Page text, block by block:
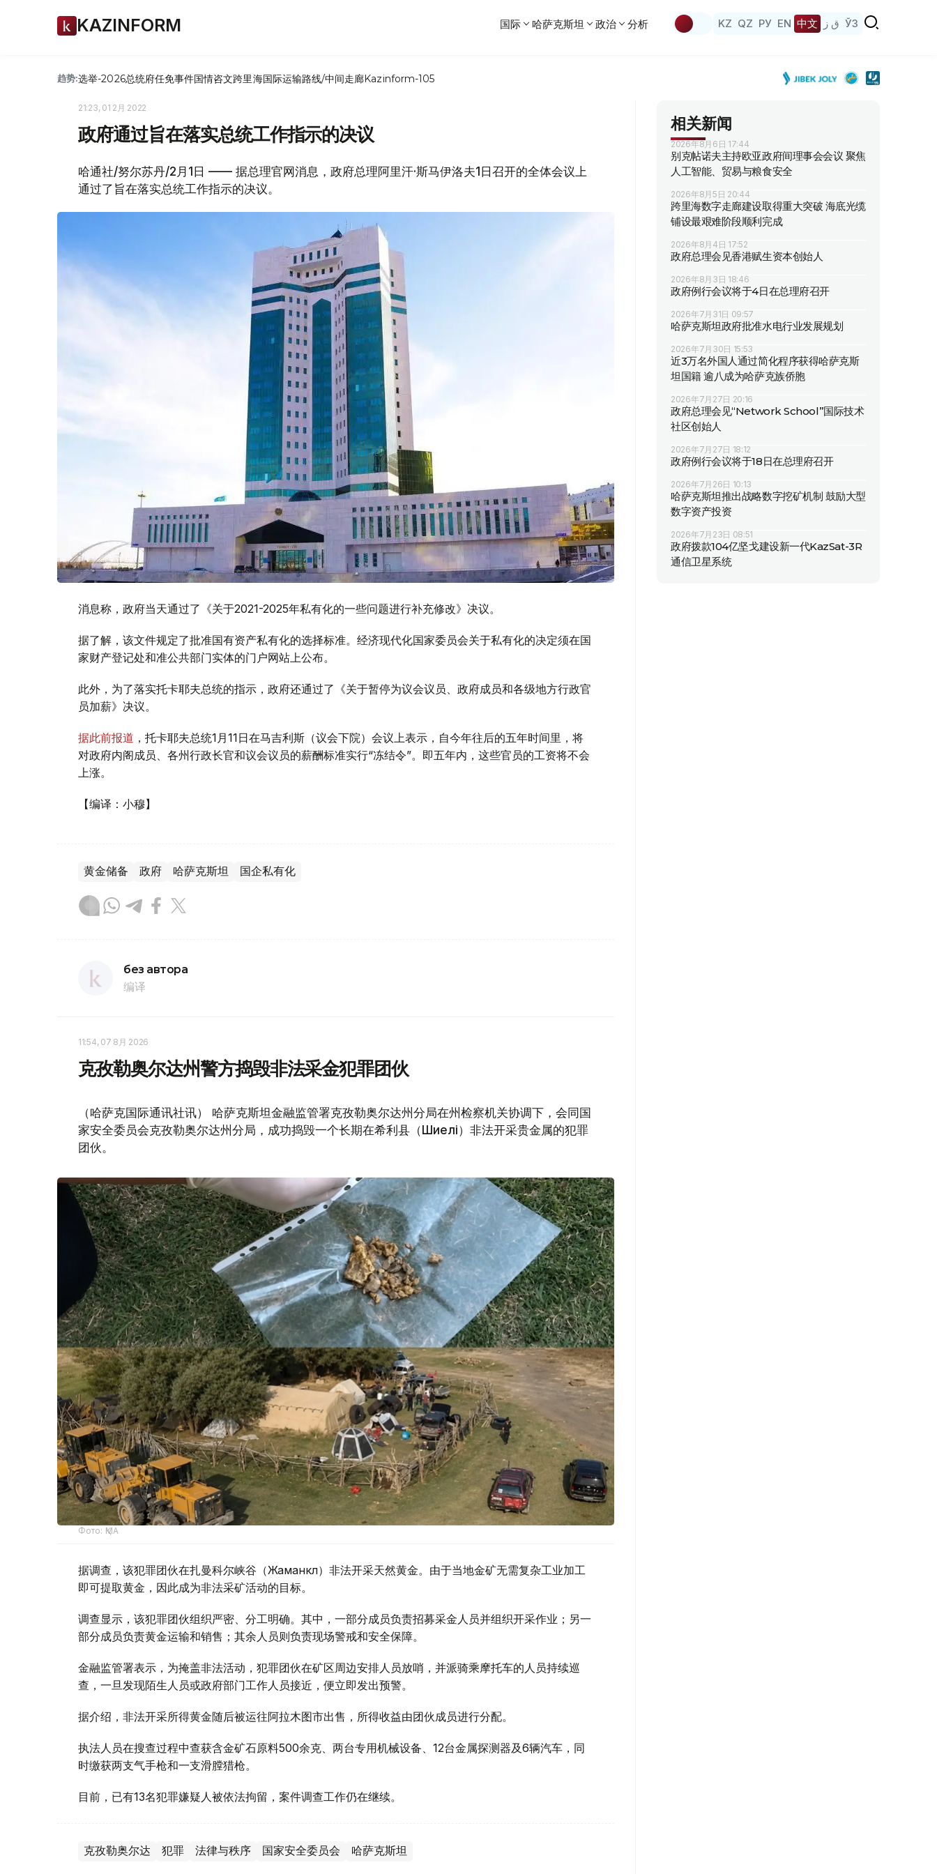
KAZINFORM 国际 哈萨克斯坦 政治 分析 KZ QZ РУ EN 中文 ق ز ЎЗ
趋势:选举-2026总统府任免事件国情咨文跨里海国际运输路线/中间走廊Kazinform-105
21:23, 01 2月 2022
政府通过旨在落实总统工作指示的决议
哈通社/努尔苏丹/2月1日 —— 据总理官网消息，政府总理阿里汗·斯马伊洛夫1日召开的全体会议上
通过了旨在落实总统工作指示的决议。
消息称，政府当天通过了《关于2021-2025年私有化的一些问题进行补充修改》决议。
据了解，该文件规定了批准国有资产私有化的选择标准。经济现代化国家委员会关于私有化的决定须在国
家财产登记处和准公共部门实体的门户网站上公布。
此外，为了落实托卡耶夫总统的指示，政府还通过了《关于暂停为议会议员、政府成员和各级地方行政官
员加薪》决议。
据此前报道 ，托卡耶夫总统1月11日在马吉利斯（议会下院）会议上表示，自今年往后的五年时间里，将
对政府内阁成员、各州行政长官和议会议员的薪酬标准实行“冻结令”。即五年内，这些官员的工资将不会
上涨。
【编译：小穆】
黄金储备 政府 哈萨克斯坦 国企私有化
без автора
编译
11:54, 07 8月 2026
克孜勒奥尔达州警方捣毁非法采金犯罪团伙
（哈萨克国际通讯社讯） 哈萨克斯坦金融监管署克孜勒奥尔达州分局在州检察机关协调下，会同国
家安全委员会克孜勒奥尔达州分局，成功捣毁一个长期在希利县（Шиелі）非法开采贵金属的犯罪
团伙。
Фото: ҚМА
据调查，该犯罪团伙在扎曼科尔峡谷（Жаманкөл）非法开采天然黄金。由于当地金矿无需复杂工业加工
即可提取黄金，因此成为非法采矿活动的目标。
调查显示，该犯罪团伙组织严密、分工明确。其中，一部分成员负责招募采金人员并组织开采作业；另一
部分成员负责黄金运输和销售；其余人员则负责现场警戒和安全保障。
金融监管署表示，为掩盖非法活动，犯罪团伙在矿区周边安排人员放哨，并派骑乘摩托车的人员持续巡
查，一旦发现陌生人员或政府部门工作人员接近，便立即发出预警。
据介绍，非法开采所得黄金随后被运往阿拉木图市出售，所得收益由团伙成员进行分配。
执法人员在搜查过程中查获含金矿石原料500余克、两台专用机械设备、12台金属探测器及6辆汽车，同
时缴获两支气手枪和一支滑膛猎枪。
目前，已有13名犯罪嫌疑人被依法拘留，案件调查工作仍在继续。
克孜勒奥尔达 犯罪 法律与秩序 国家安全委员会 哈萨克斯坦
相关新闻
2026年8月6日 17:44
别克帖诺夫主持欧亚政府间理事会会议 聚焦
人工智能、贸易与粮食安全
2026年8月5日 20:44
跨里海数字走廊建设取得重大突破 海底光缆
铺设最艰难阶段顺利完成
2026年8月4日 17:52
政府总理会见香港赋生资本创始人
2026年8月3日 18:46
政府例行会议将于4日在总理府召开
2026年7月31日 09:57
哈萨克斯坦政府批准水电行业发展规划
2026年7月30日 15:53
近3万名外国人通过简化程序获得哈萨克斯
坦国籍 逾八成为哈萨克族侨胞
2026年7月27日 20:16
政府总理会见“Network School”国际技术
社区创始人
2026年7月27日 18:12
政府例行会议将于18日在总理府召开
2026年7月26日 10:13
哈萨克斯坦推出战略数字挖矿机制 鼓励大型
数字资产投资
2026年7月23日 08:51
政府拨款104亿坚戈建设新一代KazSat-3R
通信卫星系统